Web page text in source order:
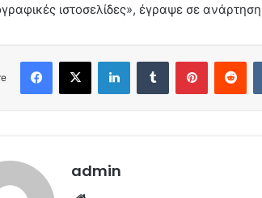
ιστοσελίδες», έγραψε σε
Facebook
X LinkedInTumblr Pinterest
admin